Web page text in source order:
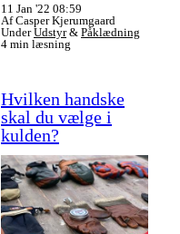
11 Jan '22 08:59
Af Casper Kjerumgaard
UnderUdstyr& Påklædning
4 min læsning
Hvilken handske
skal du vælge i
kulden?